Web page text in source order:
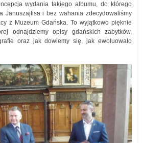
wydania takiego albumu, do którego
Januszajtisa i bez wahania zdecydowaliśmy
z Muzeum Gdańska. To wyjątkowo pięknie
odnajdziemy opisy gdańskich zabytków,
oraz jak dowiemy się, jak ewoluowało